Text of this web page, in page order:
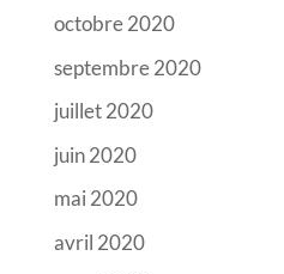
octobre 2020
septembre 2020
juillet 2020
juin 2020
mai 2020
avril 2020